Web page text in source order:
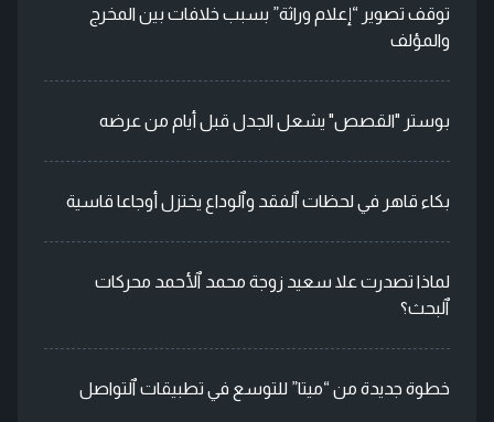
توقف تصوير “إعلام وراثة” بسبب خلافات بين المخرج
والمؤلف
بوستر "القصص" يشعل الجدل قبل أيام من عرضه
بكاء قاهر في لحظات ٱلفقد وٱلوداع يختزل أوجاعا قاسية
لماذا تصدرت علا سعيد زوجة محمد ٱلأحمد محركات
ٱلبحث؟
خطوة جديدة من “ميتا” للتوسع في تطبيقات ٱلتواصل